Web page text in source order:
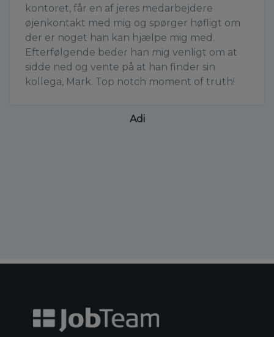
kontoret, får en af jeres medarbejdere
øjenkontakt med mig og spørger høfligt om
der er noget han kan hjælpe mig med.
Efterfølgende beder han mig venligt om at
sidde ned og vente på at han finder sin
kollega, Mark. Top notch moment of truth!
Adi